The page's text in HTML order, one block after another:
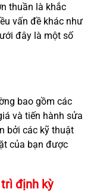
thuần là khắc
vấn đề khác như
đây là một số
bao gồm các
và tiến hành sửa
bởi các kỹ thuật
của bạn được
định kỳ